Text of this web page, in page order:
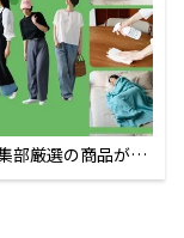
部厳選の商品が買